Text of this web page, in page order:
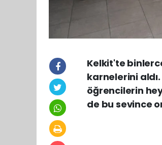
Kelkit'te
karnelerini
öğrencilerin
de bu sevince